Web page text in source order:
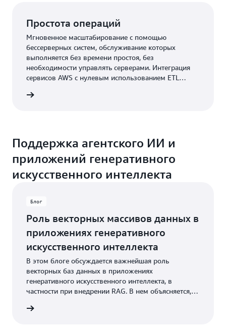
Простота операций
Мгновенное масштабирование с помощью
бессерверных систем, обслуживание которых
выполняется без времени простоя, без
необходимости управлять серверами. Интеграция
сервисов AWS с нулевым использованием ETL
поиска по операционным данным, устраняя
Поддержка агентского ИИ и
приложений генеративного
искусственного интеллекта
Блог
Роль векторных массивов данных в
приложениях генеративного
искусственного интеллекта
В этом блоге обсуждается важнейшая роль
векторных баз данных в приложениях
генеративного искусственного интеллекта, в
частности при внедрении RAG. В нем объясняется,
запрашивать встраивания, относящиеся к